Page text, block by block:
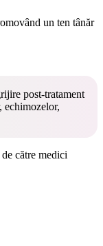
un ten tânăr
post-tratament
echimozelor,
către medici